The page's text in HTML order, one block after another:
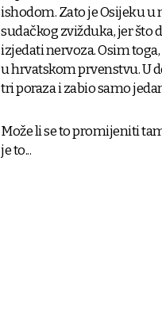
ishodom. Zato je Osijeku
sudačkog zvižduka, jer što
izjedati nervoza. Osim
u hrvatskom prvenstvu. U
tri poraza i zabio samo
Može li se to promijeniti
je to...